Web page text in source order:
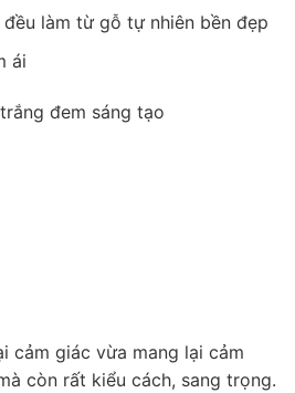
đều làm từ gỗ tự nhiên bền đẹp
ái
đem sáng tạo
cảm giác vừa mang lại cảm
còn rất kiểu cách, sang trọng.